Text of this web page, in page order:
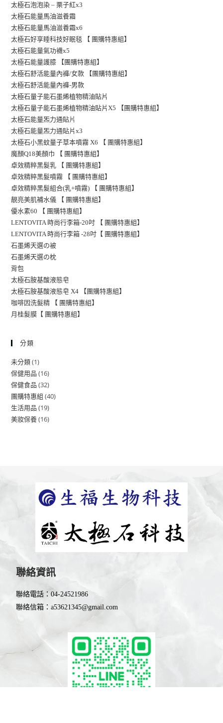
太極石泡泡染 – 栗子紅x3
太極石能量馬油滋養霜
太極石能量馬油滋養霜x6
太極石好享睡科技好眠毯 【 團購特惠組】
太極石能量氣功襪x5
太極石能量護膝 【團購特惠組】
太極石舒活能量內褲/女款 【團購特惠組】
太極石舒活能量內褲-男款
太極石量子能石墨烯植物精油貼片
太極石量子能石墨烯植物精油貼片X5 【團購特惠組】
太極石能量炁力通貼片
太極石能量炁力通貼片x3
太極石小黑蚊量子草本噴霧 X6 【 團購特惠組】
魔顏Q18美顏巾 【 團購特惠組】
卓效精粹黑髮乳 【 團購特惠組】
卓效精粹黑髮噴霧 【 團購特惠組】
卓效精粹黑髮組合(乳+噴霧) 【 團購特惠組】
靚亮美肌補水儀 【 團購特惠組】
優水素60 【 團購特惠組】
LENTOVITA 時尚行李箱-20吋 【 團購特惠組】
LENTOVITA 時尚行李箱 -28吋【 團購特惠組】
石墨烯天選の被
石墨烯天選の枕
背包
太極石胺基酸液態皂
太極石胺基酸液態皂 X4 【團購特惠組】
咖啡因洗髮精 【 團購特惠組】
月桂髮膜【 團購特惠組】
分類
未分類 1
保健用品 16
保健食品 32
團購特惠組 40
生活用品 19
美妝保養 16
聯絡資訊
聯絡電話：04-24521986
聯絡信箱：a53621345@gmail.com